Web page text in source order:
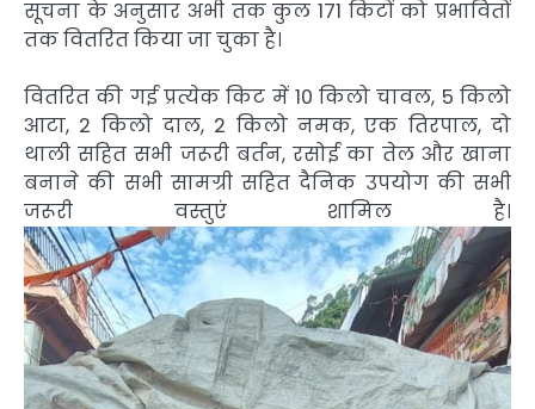
सूचना के अनुसार अभी तक कुल 171 किटों को प्रभावितों
तक वितरित किया जा चुका है।
वितरित की गई प्रत्येक किट में 10 किलो चावल, 5 किलो
आटा, 2 किलो दाल, 2 किलो नमक, एक तिरपाल, दो
थाली सहित सभी जरूरी बर्तन, रसोई का तेल और खाना
बनाने की सभी सामग्री सहित दैनिक उपयोग की सभी
जरूरी वस्तुएं शामिल है।